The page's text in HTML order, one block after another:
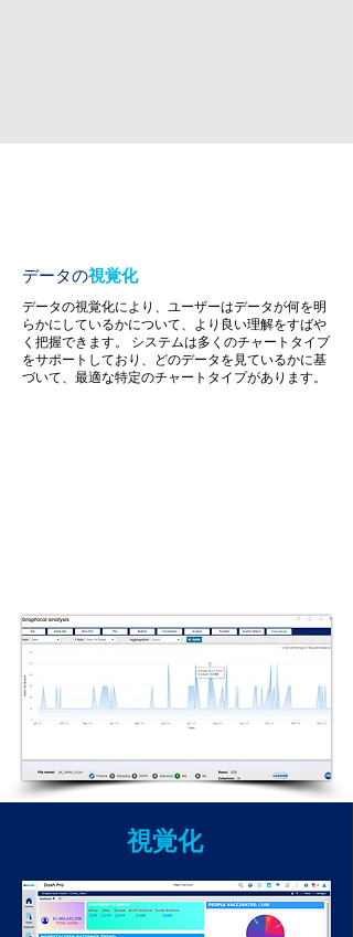
データの視覚化
データの視覚化により、ユーザーはデータが何を明
らかにしているかについて、より良い理解をすばや
く把握できます。
システムは多くのチャートタイプ
をサポートしており、どのデータを見ているかに基
づいて、最適な特定のチャートタイプがあります。
視覚化